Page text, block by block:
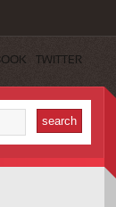
TWITTER